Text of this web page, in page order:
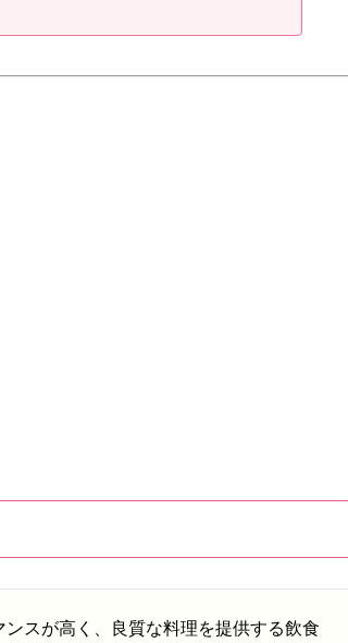
スが高く、良質な料理を提供する飲食